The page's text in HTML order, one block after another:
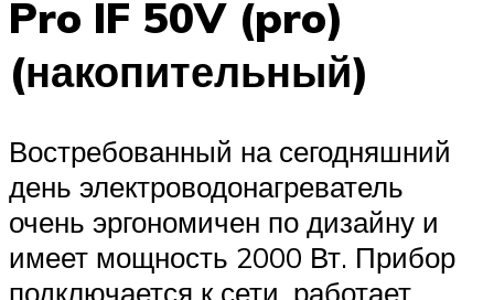
Pro IF 50V (pro)
(накопительный)
Востребованный на сегодняшний
день электроводонагреватель
очень эргономичен по дизайну и
имеет мощность 2000 Вт. Прибор
подключается к сети, работает